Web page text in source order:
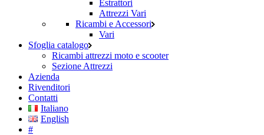
Estrattori
Attrezzi Vari
Ricambi e Accessori
Vari
Sfoglia catalogo
Ricambi attrezzi moto e scooter
Sezione Attrezzi
Azienda
Rivenditori
Contatti
Italiano
English
#